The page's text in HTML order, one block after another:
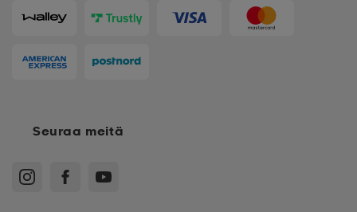
Seuraa meitä